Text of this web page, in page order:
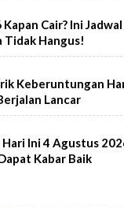
Cair? Ini
Tidak Hangus!
Keberuntungan
Lancar
Ini 4 Agustus
Kabar Baik